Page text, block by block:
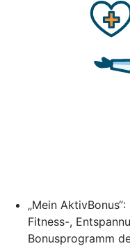
„Mein
Fitness-,
Bonusprogramm